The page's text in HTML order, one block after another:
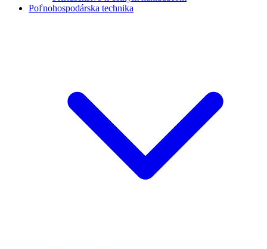
Poľnohospodárska technika